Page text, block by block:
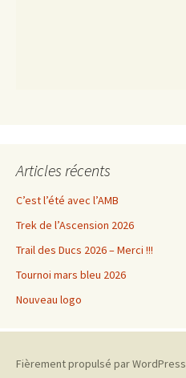
Articles récents
C’est l’été avec l’AMB
Trek de l’Ascension 2026
Trail des Ducs 2026 – Merci !!!
Tournoi mars bleu 2026
Nouveau logo
Fièrement propulsé par WordPress